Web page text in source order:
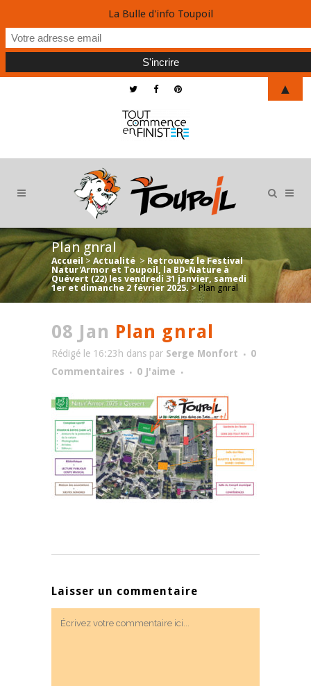
Plan gnral
Accueil > Actualité > Retrouvez le Festival
Natur'Armor et Toupoil, la BD-Nature à
Quévert (22) les vendredi 31 janvier, samedi
1er et dimanche 2 février 2025. > Plan gnral
08 Jan Plan gnral
Rédigé le 16:23h dans par Serge Monfort
0
Commentaires
0 J'aime
Laisser un commentaire
La Bulle d'info Toupoil
▲